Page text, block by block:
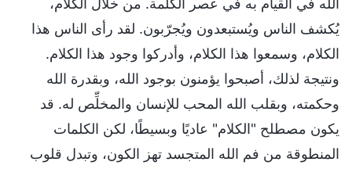
يُكشف الناس ويُستبعدون ويُجرّبون. لقد رأى الناس هذا
الكلام، وسمعوا هذا الكلام، وأدركوا وجود هذا الكلام.
ونتيجة لذلك، أصبحوا يؤمنون بوجود الله، وبقدرة الله
وحكمته، وبقلب الله المحب للإنسان والمخلِّص له. قد
يكون مصطلح "الكلام" عاديًا وبسيطًا، لكن الكلمات
المنطوقة من فم الله المتجسد تهز الكون، وتبدل قلوب